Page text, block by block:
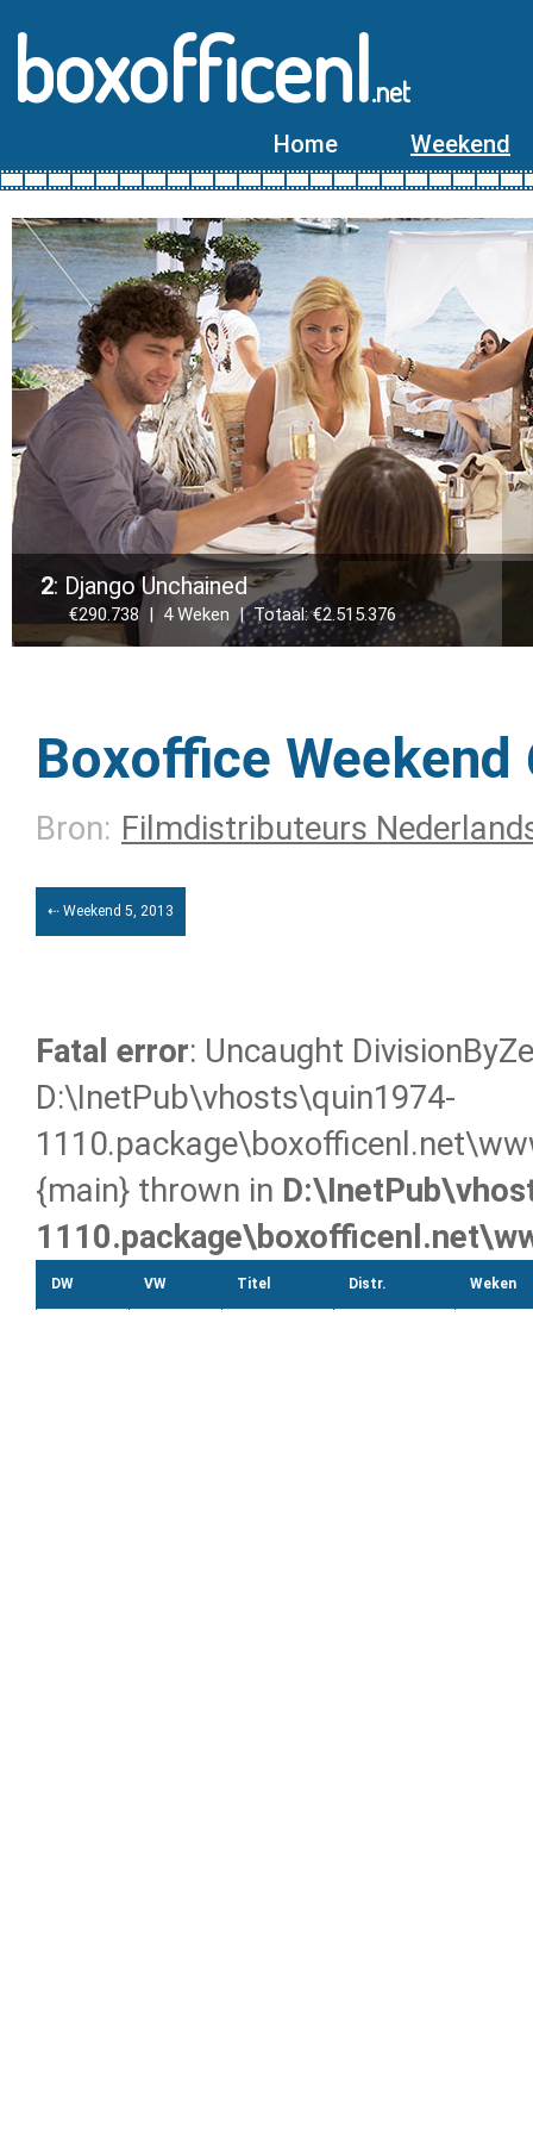
boxofficenl.net
Home Weekend
2: Django Unchained
€290.738 | 4 Weken | Totaal: €2.515.376
Boxoffice Weekend
Bron: Filmdistributeurs
⇠ Weekend 5, 2013
Fatal error: Uncaught
D:\InetPub\vhosts\quin1974-
{main} thrown in
DW VW Titel Distr. Weken